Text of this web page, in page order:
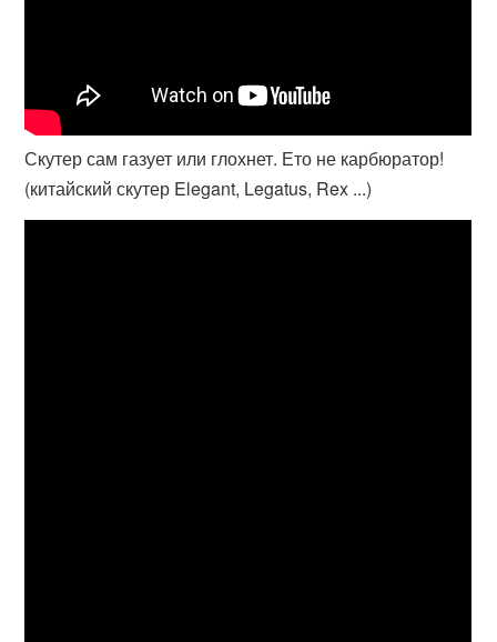
Скутер сам газует или глохнет. Ето не карбюратор!
(китайский скутер Elegant, Legatus, Rex ...)